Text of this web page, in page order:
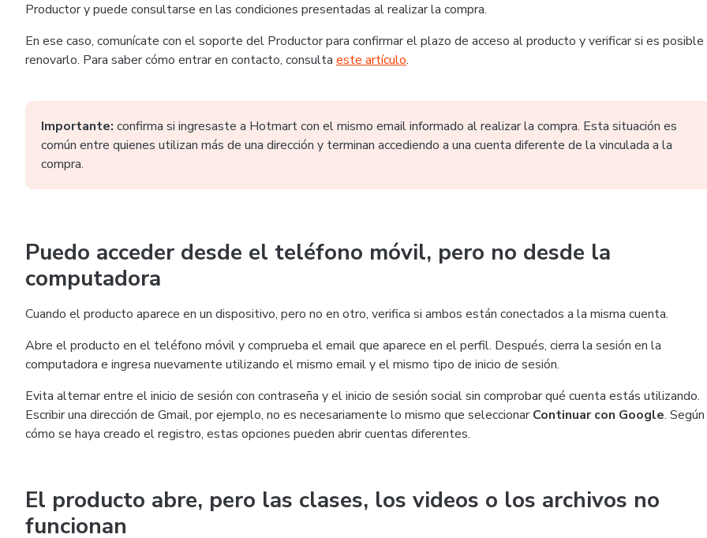
Productor y puede consultarse en las condiciones presentadas al realizar la compra.
En ese caso, comunícate con el soporte del Productor para confirmar el plazo de acceso al producto y verificar si es posible
renovarlo. Para saber cómo entrar en contacto, consulta este artículo.
Importante: confirma si ingresaste a Hotmart con el mismo email informado al realizar la compra. Esta situación es
común entre quienes utilizan más de una dirección y terminan accediendo a una cuenta diferente de la vinculada a la
compra.
Puedo acceder desde el teléfono móvil, pero no desde la
computadora
Cuando el producto aparece en un dispositivo, pero no en otro, verifica si ambos están conectados a la misma cuenta.
Abre el producto en el teléfono móvil y comprueba el email que aparece en el perfil. Después, cierra la sesión en la
computadora e ingresa nuevamente utilizando el mismo email y el mismo tipo de inicio de sesión.
Evita alternar entre el inicio de sesión con contraseña y el inicio de sesión social sin comprobar qué cuenta estás utilizando.
Escribir una dirección de Gmail, por ejemplo, no es necesariamente lo mismo que seleccionarContinuar con Google. Según
cómo se haya creado el registro, estas opciones pueden abrir cuentas diferentes.
El producto abre, pero las clases, los videos o los archivos no
funcionan